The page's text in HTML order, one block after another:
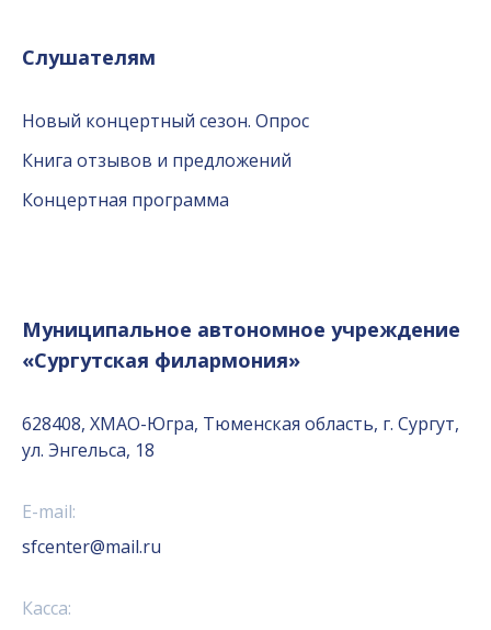
Слушателям
Новый концертный сезон. Опрос
Книга отзывов и предложений
Концертная программа
Муниципальное автономное учреждение
«Сургутская филармония»
628408, ХМАО-Югра, Тюменская область, г. Сургут,
ул. Энгельса, 18
E-mail:
sfcenter@mail.ru
Касса: